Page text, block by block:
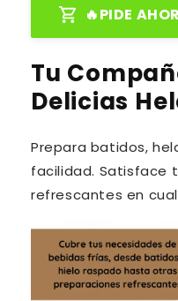
🔥PIDE
Tu
Delicias
Prepara batidos,
facilidad. Satisface
refrescantes en